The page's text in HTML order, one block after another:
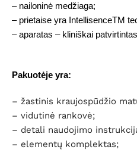
– nailoninė medžiaga;
– prietaise yra IntellisenceTM
– aparatas – kliniškai
Pakuotėje yra:
– žastinis kraujospūdžio
– vidutinė rankovė;
– detali naudojimo
– elementų komplektas;